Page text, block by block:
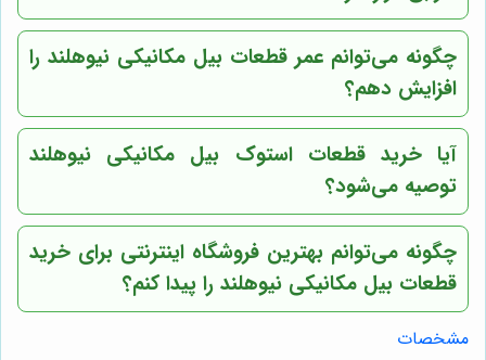
چگونه می‌توانم عمر قطعات بیل مکانیکی نیوهلند را
افزایش دهم؟
آیا خرید قطعات استوک بیل مکانیکی نیوهلند
توصیه می‌شود؟
چگونه می‌توانم بهترین فروشگاه اینترنتی برای خرید
قطعات بیل مکانیکی نیوهلند را پیدا کنم؟
مشخصات